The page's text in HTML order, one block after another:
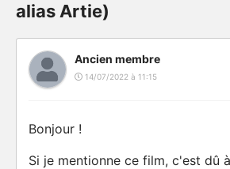
alias Artie)
Ancien membre
14/07/2022 à 11:15
Bonjour !
Si je mentionne ce film, c'est dû